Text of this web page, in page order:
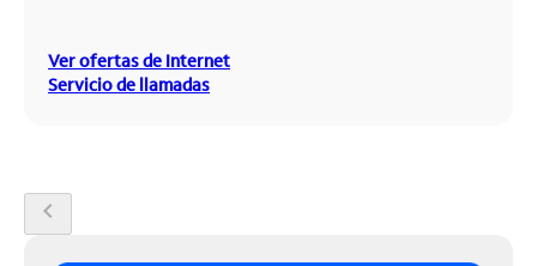
Ver ofertas de Internet
Servicio de llamadas
chevron_left